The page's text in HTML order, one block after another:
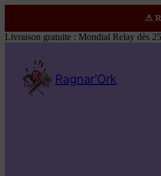
Livraison gratuite : Mondial Relay dès
Ragnar'Ork